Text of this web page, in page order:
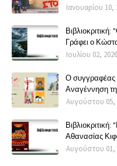
Ιανουαρίου 10,
Γράφει ο
Ιουλίου 02, 2026
Ο συγγραφέας
Αναγέννηση
Αυγούστου 05,
Αθανασίας
Αυγούστου 01,